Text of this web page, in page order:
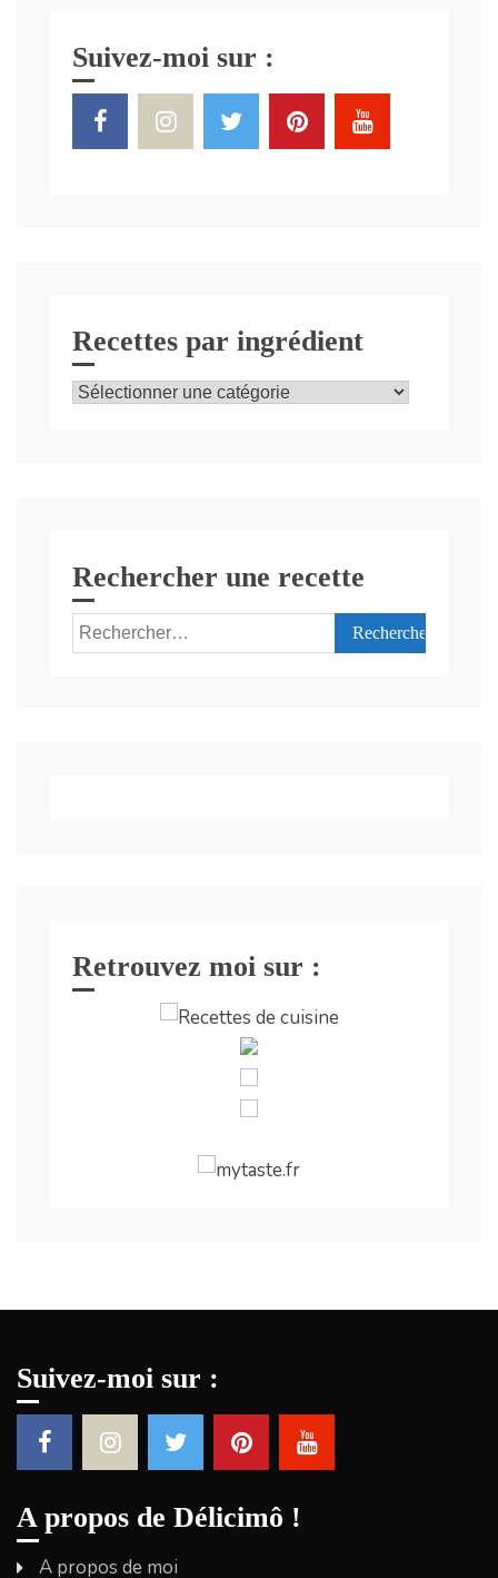
Suivez-moi sur :
Recettes par ingrédient
Recettes
Rechercher une recette
Rechercher :
Retrouvez moi sur :
Suivez-moi sur :
A propos de Délicimô !
A propos de moi